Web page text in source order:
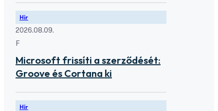
Hír
2026.08.09.
F
Microsoft frissíti a szerződését:
Groove és Cortana ki
Hír